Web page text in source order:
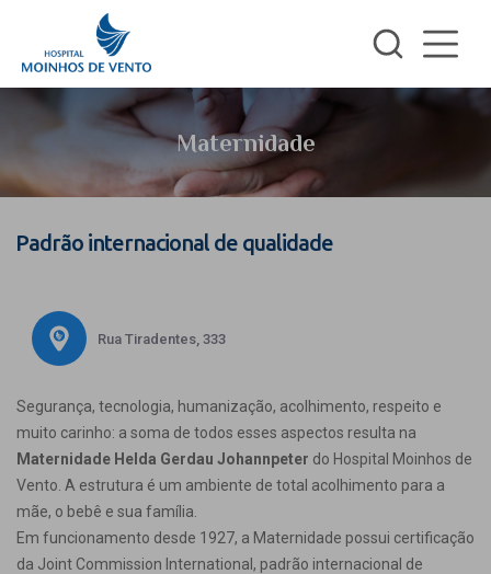
Maternidade
Padrão internacional de qualidade
Rua Tiradentes, 333
Segurança, tecnologia, humanização, acolhimento, respeito e
muito carinho: a soma de todos esses aspectos resulta na
Maternidade Helda Gerdau Johannpeter do Hospital Moinhos de
Vento. A estrutura é um ambiente de total acolhimento para a
mãe, o bebê e sua família.
Em funcionamento desde 1927, a Maternidade possui certificação
da Joint Commission International, padrão internacional de